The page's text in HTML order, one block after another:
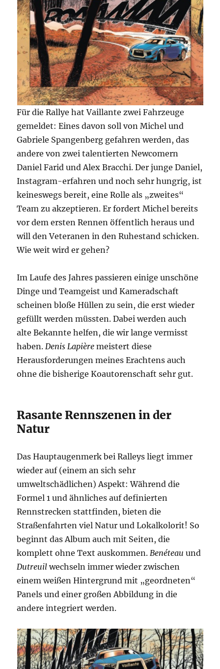
Für die Rallye hat Vaillante zwei Fahrzeuge
gemeldet: Eines davon soll von Michel und
Gabriele Spangenberg gefahren werden, das
andere von zwei talentierten Newcomern
Daniel Farid und Alex Bracchi. Der junge Daniel,
Instagram-erfahren und noch sehr hungrig, ist
keineswegs bereit, eine Rolle als „zweites“
Team zu akzeptieren. Er fordert Michel bereits
vor dem ersten Rennen öffentlich heraus und
will den Veteranen in den Ruhestand schicken.
Wie weit wird er gehen?
Im Laufe des Jahres passieren einige unschöne
Dinge und Teamgeist und Kameradschaft
scheinen bloße Hüllen zu sein, die erst wieder
gefüllt werden müssten. Dabei werden auch
alte Bekannte helfen, die wir lange vermisst
haben.Denis Lapière meistert diese
Herausforderungen meines Erachtens auch
ohne die bisherige Koautorenschaft sehr gut.
Rasante Rennszenen in der
Natur
Das Hauptaugenmerk bei Ralleys liegt immer
wieder auf (einem an sich sehr
umweltschädlichen) Aspekt: Während die
Formel 1 und ähnliches auf definierten
Rennstrecken stattfinden, bieten die
Straßenfahrten viel Natur und Lokalkolorit! So
beginnt das Album auch mit Seiten, die
komplett ohne Text auskommen.Benéteau und
Dutreuil wechseln immer wieder zwischen
einem weißen Hintergrund mit „geordneten“
Panels und einer großen Abbildung in die
andere integriert werden.